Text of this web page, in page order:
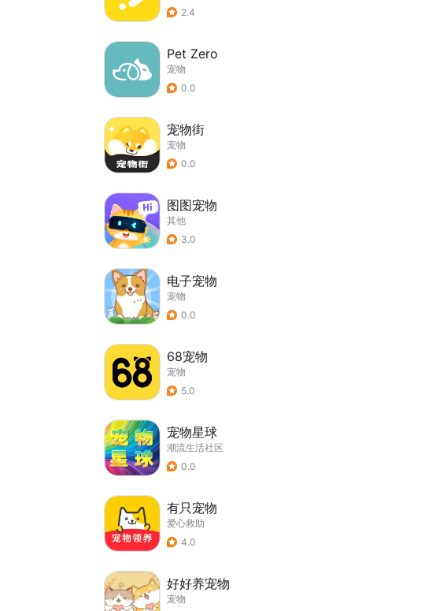
2.4
Pet Zero
宠物
0.0
宠物街
宠物
0.0
图图宠物
其他
3.0
电子宠物
宠物
0.0
68宠物
宠物
5.0
宠物星球
潮流生活社区
0.0
有只宠物
爱心救助
4.0
好好养宠物
宠物